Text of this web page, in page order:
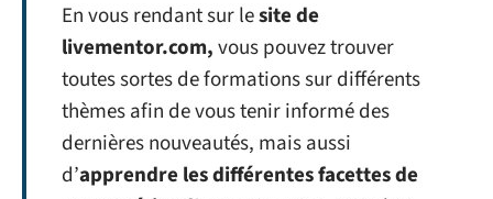
En vous rendant sur lesite de
livementor.com,vous pouvez trouver
toutes sortes de formations sur différents
thèmes afin de vous tenir informé des
dernières nouveautés, mais aussi
d’apprendre les différentes facettes de